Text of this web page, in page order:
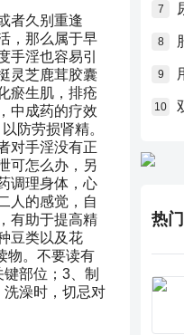
者久别重逢
，那么属于早
手淫也容易引
灵芝鹿茸胶囊
瘀生肌，排疮
中成药的疗效
防劳损肾精。
对手淫没有正
可怎么办，另
调理身体，心
人的感觉，自
有助于提高精
豆类以及花
物。不要读有
部位；3、制
澡时，切忌对
7
8
9
10
热